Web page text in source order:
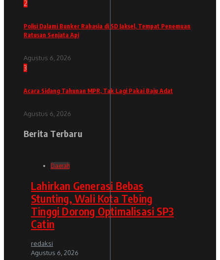
2
Polisi Dalami Bunker Rahasia di SD Jaksel, Tempat Penemuan
Ratusan Senjata Api
Agustus 6, 2026
3
Acara Sidang Tahunan MPR, Tak Lagi Pakai Baju Adat
Agustus 6, 2026
Berita Terbaru
Daerah
Lahirkan Generasi Bebas
Stunting, Wali Kota Tebing
Tinggi Dorong Optimalisasi SP3
Catin
redaksi
Agustus 6, 2026